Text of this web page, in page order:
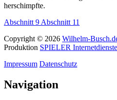
herschimpfte.
Abschnitt 9 Abschnitt 11
Copyright © 2026 Wilhelm-
Produktion SPIELER Internetdienste
Impressum Datenschutz
Navigation